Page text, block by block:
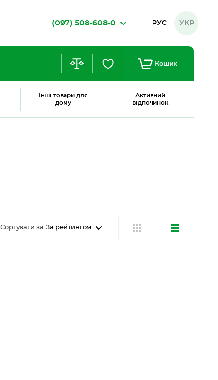
РУС УКР
Інші товари для
дому
Активний
відпочинок
(097) 508-608-0
Кошик
Сортувати за За рейтингом